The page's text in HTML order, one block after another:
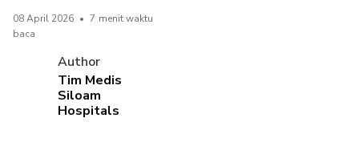
08 April 2026 • 7 menit waktu
baca
Author
Tim Medis
Siloam
Hospitals